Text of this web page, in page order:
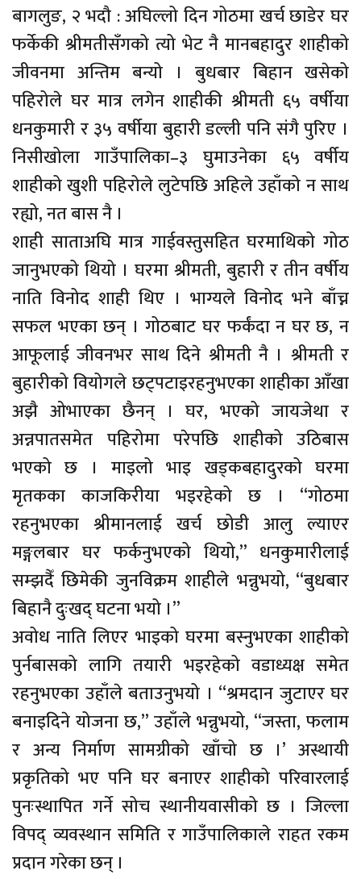
बागलुङ, २ भदौ : अघिल्लो दिन गोठमा खर्च छाडेर घर
फर्केकी श्रीमतीसँगको त्यो भेट नै मानबहादुर शाहीको
जीवनमा अन्तिम बन्यो । बुधबार बिहान खसेको
पहिरोले घर मात्र लगेन शाहीकी श्रीमती ६५ वर्षीया
धनकुमारी र ३५ वर्षीया बुहारी डल्ली पनि संगै पुरिए ।
निसीखोला गाउँपालिका–३ घुमाउनेका ६५ वर्षीय
शाहीको खुशी पहिरोले लुटेपछि अहिले उहाँको न साथ
रह्यो, नत बास नै ।
शाही साताअघि मात्र गाईवस्तुसहित घरमाथिको गोठ
जानुभएको थियो । घरमा श्रीमती, बुहारी र तीन वर्षीय
नाति विनोद शाही थिए । भाग्यले विनोद भने बाँच्न
सफल भएका छन् । गोठबाट घर फर्कंदा न घर छ, न
आफूलाई जीवनभर साथ दिने श्रीमती नै । श्रीमती र
बुहारीको वियोगले छट्पटाइरहनुभएका शाहीका आँखा
अझै ओभाएका छैनन् । घर, भएको जायजेथा र
अन्नपातसमेत पहिरोमा परेपछि शाहीको उठिबास
भएको छ । माइलो भाइ खड्कबहादुरको घरमा
मृतकका काजकिरीया भइरहेको छ । “गोठमा
रहनुभएका श्रीमानलाई खर्च छोडी आलु ल्याएर
मङ्गलबार घर फर्कनुभएको थियो,” धनकुमारीलाई
सम्झदैँ छिमेकी जुनविक्रम शाहीले भन्नुभयो, “बुधबार
बिहानै दुःखद् घटना भयो ।”
अवोध नाति लिएर भाइको घरमा बस्नुभएका शाहीको
पुर्नबासको लागि तयारी भइरहेको वडाध्यक्ष समेत
रहनुभएका उहाँले बताउनुभयो । “श्रमदान जुटाएर घर
बनाइदिने योजना छ,” उहाँले भन्नुभयो, “जस्ता, फलाम
र अन्य निर्माण सामग्रीको खाँचो छ ।’ अस्थायी
प्रकृतिको भए पनि घर बनाएर शाहीको परिवारलाई
पुनःस्थापित गर्ने सोच स्थानीयवासीको छ । जिल्ला
विपद् व्यवस्थान समिति र गाउँपालिकाले राहत रकम
प्रदान गरेका छन् ।